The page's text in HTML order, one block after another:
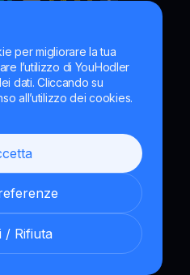
per migliorare la tua
l’utilizzo di YouHodler
dati. Cliccando su
all’utilizzo dei cookies.
/ Rifiuta